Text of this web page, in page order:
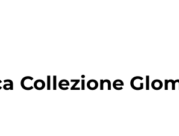
Collezione